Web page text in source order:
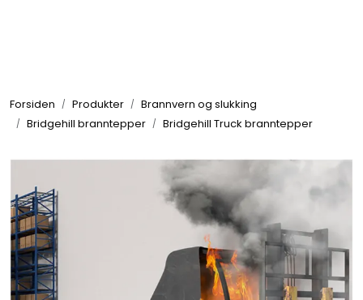
Forsiden Produkter
Brannvern og slukking
Bridgehill branntepper
Bridgehill Truck branntepper
Produkter
Reservedeler
Nyheter
Om oss
Kvalitet og miljø